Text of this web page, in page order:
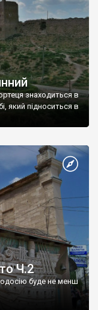
знаходиться в
який підноситься в
Ч.2
буде не менш